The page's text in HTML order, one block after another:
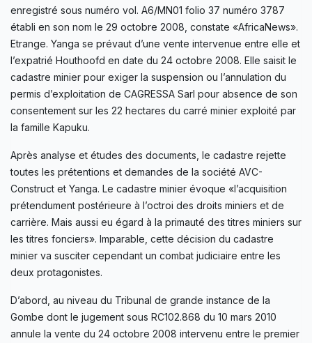
enregistré sous numéro vol. A6/MN01 folio 37 numéro 3787
établi en son nom le 29 octobre 2008, constate «AfricaNews».
Etrange. Yanga se prévaut d’une vente intervenue entre elle et
l’expatrié Houthoofd en date du 24 octobre 2008. Elle saisit le
cadastre minier pour exiger la suspension ou l’annulation du
permis d’exploitation de CAGRESSA Sarl pour absence de son
consentement sur les 22 hectares du carré minier exploité par
la famille Kapuku.
Après analyse et études des documents, le cadastre rejette
toutes les prétentions et demandes de la société AVC-
Construct et Yanga. Le cadastre minier évoque «l’acquisition
prétendument postérieure à l’octroi des droits miniers et de
carrière. Mais aussi eu égard à la primauté des titres miniers sur
les titres fonciers». Imparable, cette décision du cadastre
minier va susciter cependant un combat judiciaire entre les
deux protagonistes.
D’abord, au niveau du Tribunal de grande instance de la
Gombe dont le jugement sous RC102.868 du 10 mars 2010
annule la vente du 24 octobre 2008 intervenu entre le premier